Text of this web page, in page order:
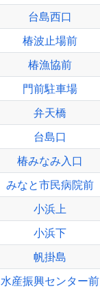
台島西口
椿波止場前
椿漁協前
門前駐車場
弁天橋
台島口
椿みなみ入口
みなと市民病院前
小浜上
小浜下
帆掛島
水産振興センター前